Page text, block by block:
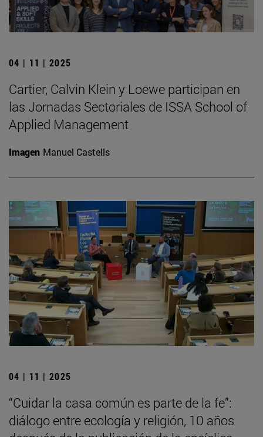
04 | 11 | 2025
Cartier, Calvin Klein y Loewe participan en
las Jornadas Sectoriales de ISSA School of
Applied Management
Imagen Manuel Castells
04 | 11 | 2025
“Cuidar la casa común es parte de la fe”:
diálogo entre ecología y religión, 10 años